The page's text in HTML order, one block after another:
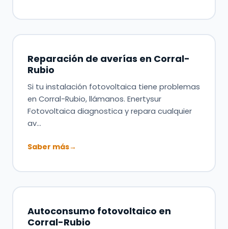
Reparación de averías en Corral-
Rubio
Si tu instalación fotovoltaica tiene problemas
en Corral-Rubio, llámanos. Enertysur
Fotovoltaica diagnostica y repara cualquier
av…
Saber más→
Autoconsumo fotovoltaico en
Corral-Rubio